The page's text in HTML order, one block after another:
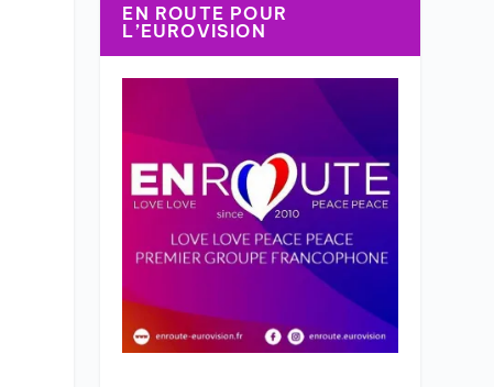
EN ROUTE POUR
L’EUROVISION